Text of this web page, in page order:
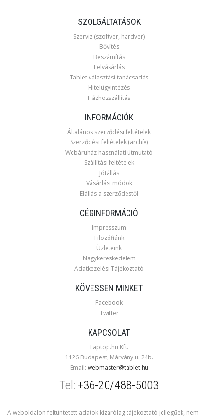
SZOLGÁLTATÁSOK
Szerviz (szoftver, hardver)
Bővítés
Beszámítás
Felvásárlás
Tablet választási tanácsadás
Hitelügyintézés
Házhozszállítás
INFORMÁCIÓK
Általános szerződési feltételek
Szerződési feltételek (archív)
Webáruház használati útmutató
Szállítási feltételek
Jótállás
Vásárlási módok
Elállás a szerződéstől
CÉGINFORMÁCIÓ
Impresszum
Filozófiánk
Üzleteink
Nagykereskedelem
Adatkezelési Tájékoztató
KÖVESSEN MINKET
Facebook
Twitter
KAPCSOLAT
Laptop.hu Kft.
1126 Budapest, Márvány u. 24b.
Email: webmaster@tablet.hu
Tel: +36-20/488-5003
A weboldalon feltüntetett adatok kizárólag tájékoztató jellegűek, nem